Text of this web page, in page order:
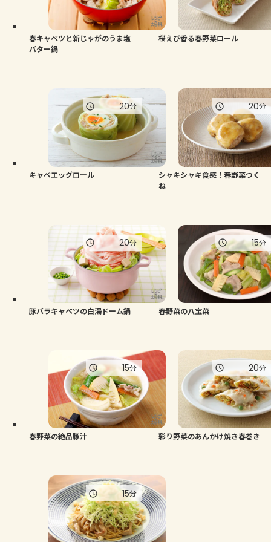
お買い物
春キャベツと新じゃがのうま塩
バター鍋
桜えび香る春野菜ロール
キャベエッグロール
20分
シャキシャキ食感！春野菜つく
ね
20分
豚バラキャベツの白湯ドーム鍋
20分
春野菜の八宝菜
15分
春野菜の絶品豚汁
15分
彩り野菜のあんかけ焼き春巻き
20分
15分